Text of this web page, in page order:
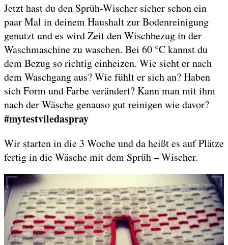
Jetzt hast du den Sprüh-Wischer sicher schon ein
paar Mal in deinem Haushalt zur Bodenreinigung
genutzt und es wird Zeit den Wischbezug in der
Waschmaschine zu waschen. Bei 60 °C kannst du
dem Bezug so richtig einheizen. Wie sieht er nach
dem Waschgang aus? Wie fühlt er sich an? Haben
sich Form und Farbe verändert? Kann man mit ihm
nach der Wäsche genauso gut reinigen wie davor?
#mytestviledaspray
Wir starten in die 3 Woche und da heißt es auf Plätze
fertig in die Wäsche mit dem Sprüh – Wischer.